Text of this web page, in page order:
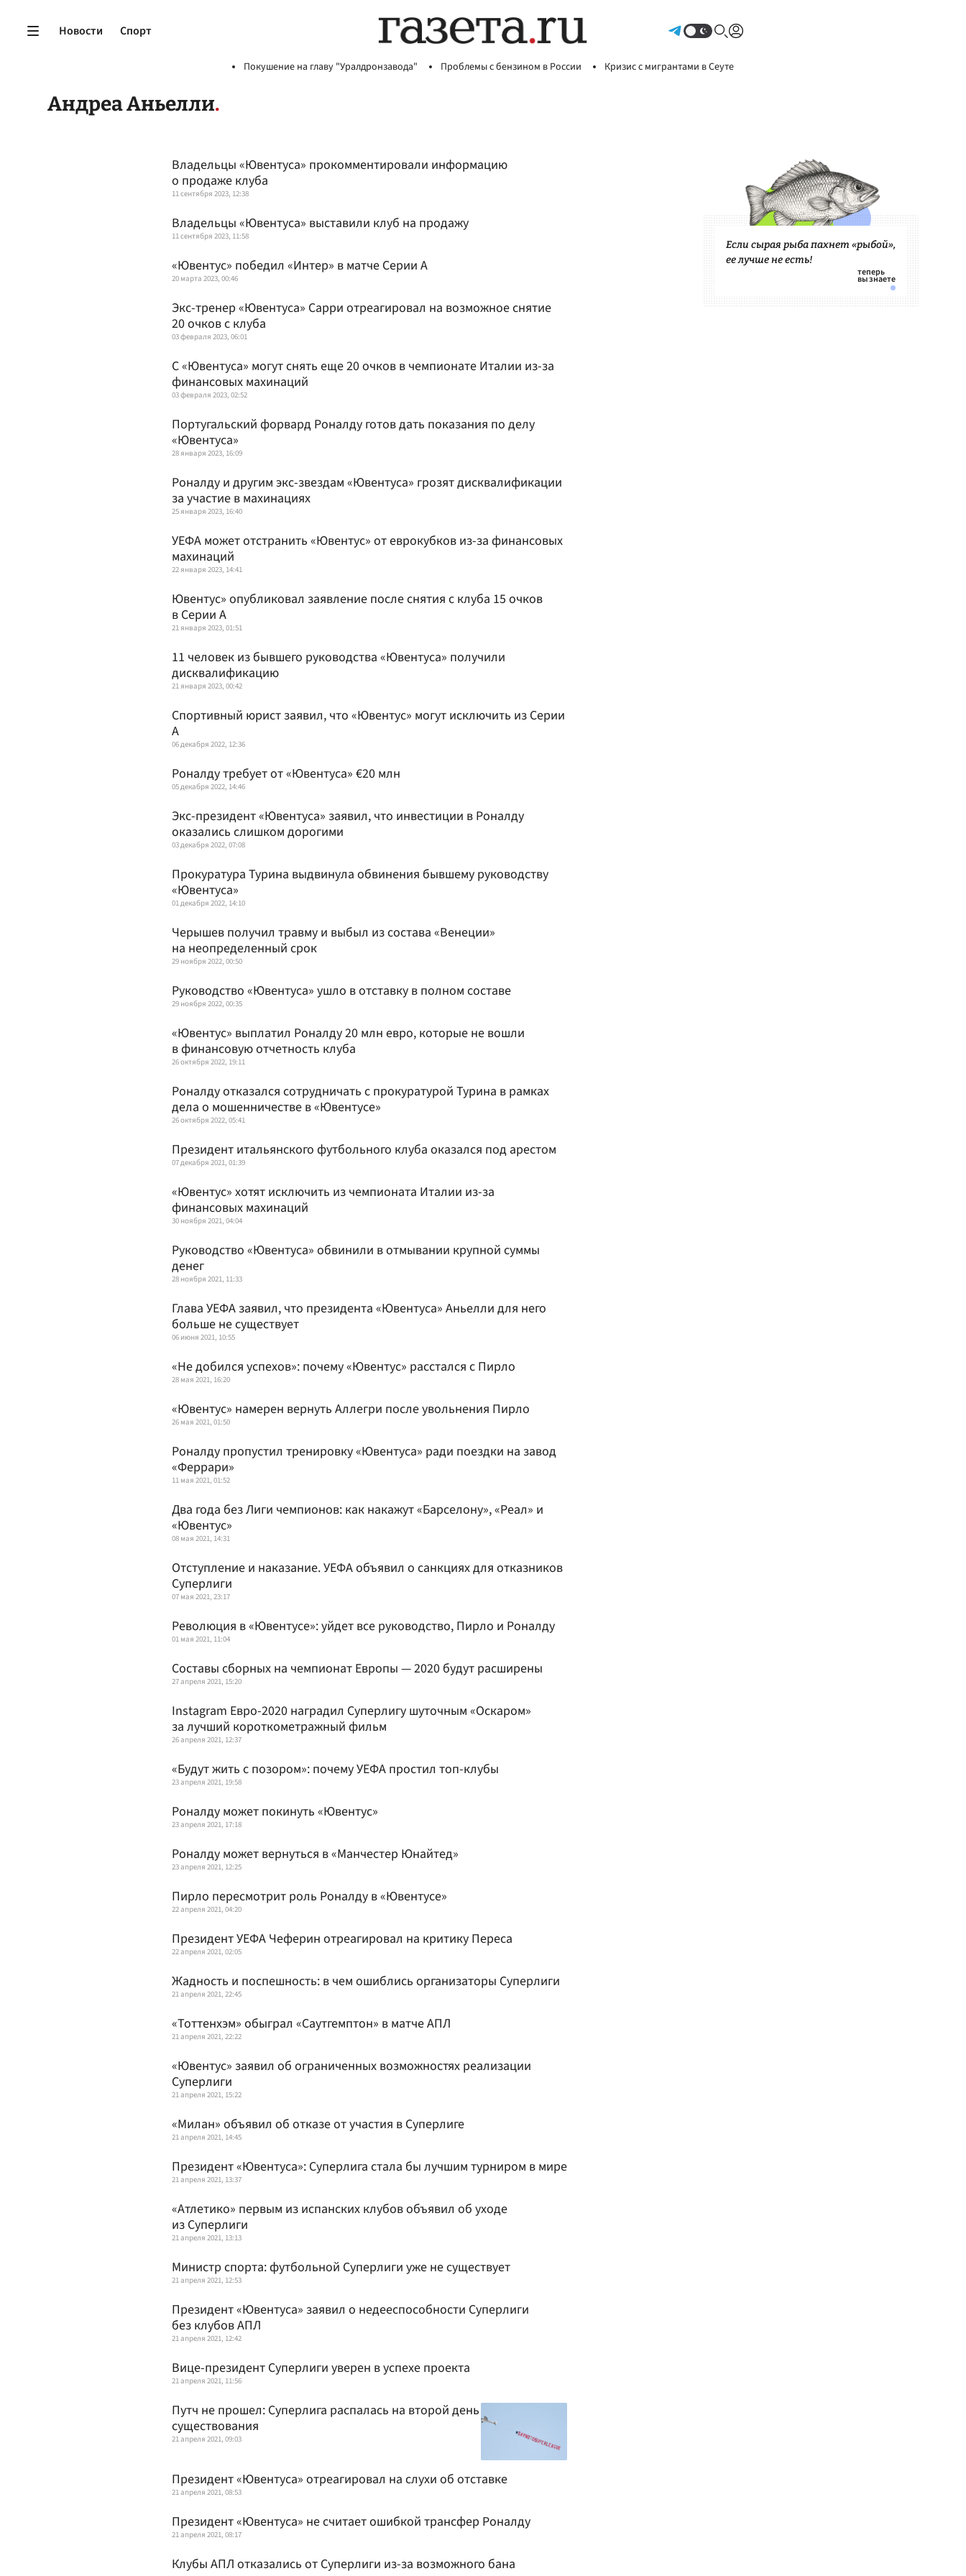
Новости Спорт
Покушение на главу "Уралдронзавода" Проблемы с бензином в России Кризис с мигрантами в Сеуте
Андреа Аньелли
Владельцы «Ювентуса» прокомментировали информацию
о продаже клуба
11 сентября 2023, 12:38
Владельцы «Ювентуса» выставили клуб на продажу
11 сентября 2023, 11:58
«Ювентус» победил «Интер» в матче Серии А
20 марта 2023, 00:46
Экс-тренер «Ювентуса» Сарри отреагировал на возможное снятие
20 очков с клуба
03 февраля 2023, 06:01
С «Ювентуса» могут снять еще 20 очков в чемпионате Италии из-за
финансовых махинаций
03 февраля 2023, 02:52
Португальский форвард Роналду готов дать показания по делу
«Ювентуса»
28 января 2023, 16:09
Роналду и другим экс-звездам «Ювентуса» грозят дисквалификации
за участие в махинациях
25 января 2023, 16:40
УЕФА может отстранить «Ювентус» от еврокубков из-за финансовых
махинаций
22 января 2023, 14:41
Ювентус» опубликовал заявление после снятия с клуба 15 очков
в Серии А
21 января 2023, 01:51
11 человек из бывшего руководства «Ювентуса» получили
дисквалификацию
21 января 2023, 00:42
Спортивный юрист заявил, что «Ювентус» могут исключить из Серии
А
06 декабря 2022, 12:36
Роналду требует от «Ювентуса» €20 млн
05 декабря 2022, 14:46
Экс-президент «Ювентуса» заявил, что инвестиции в Роналду
оказались слишком дорогими
03 декабря 2022, 07:08
Прокуратура Турина выдвинула обвинения бывшему руководству
«Ювентуса»
01 декабря 2022, 14:10
Черышев получил травму и выбыл из состава «Венеции»
на неопределенный срок
29 ноября 2022, 00:50
Руководство «Ювентуса» ушло в отставку в полном составе
29 ноября 2022, 00:35
«Ювентус» выплатил Роналду 20 млн евро, которые не вошли
в финансовую отчетность клуба
26 октября 2022, 19:11
Роналду отказался сотрудничать с прокуратурой Турина в рамках
дела о мошенничестве в «Ювентусе»
26 октября 2022, 05:41
Президент итальянского футбольного клуба оказался под арестом
07 декабря 2021, 01:39
«Ювентус» хотят исключить из чемпионата Италии из-за
финансовых махинаций
30 ноября 2021, 04:04
Руководство «Ювентуса» обвинили в отмывании крупной суммы
денег
28 ноября 2021, 11:33
Глава УЕФА заявил, что президента «Ювентуса» Аньелли для него
больше не существует
06 июня 2021, 10:55
«Не добился успехов»: почему «Ювентус» расстался с Пирло
28 мая 2021, 16:20
«Ювентус» намерен вернуть Аллегри после увольнения Пирло
26 мая 2021, 01:50
Роналду пропустил тренировку «Ювентуса» ради поездки на завод
«Феррари»
11 мая 2021, 01:52
Два года без Лиги чемпионов: как накажут «Барселону», «Реал» и
«Ювентус»
08 мая 2021, 14:31
Отступление и наказание. УЕФА объявил о санкциях для отказников
Суперлиги
07 мая 2021, 23:17
Революция в «Ювентусе»: уйдет все руководство, Пирло и Роналду
01 мая 2021, 11:04
Составы сборных на чемпионат Европы — 2020 будут расширены
27 апреля 2021, 15:20
Instagram Евро-2020 наградил Суперлигу шуточным «Оскаром»
за лучший короткометражный фильм
26 апреля 2021, 12:37
«Будут жить с позором»: почему УЕФА простил топ-клубы
23 апреля 2021, 19:58
Роналду может покинуть «Ювентус»
23 апреля 2021, 17:18
Роналду может вернуться в «Манчестер Юнайтед»
23 апреля 2021, 12:25
Пирло пересмотрит роль Роналду в «Ювентусе»
22 апреля 2021, 04:20
Президент УЕФА Чеферин отреагировал на критику Переса
22 апреля 2021, 02:05
Жадность и поспешность: в чем ошиблись организаторы Суперлиги
21 апреля 2021, 22:45
«Тоттенхэм» обыграл «Саутгемптон» в матче АПЛ
21 апреля 2021, 22:22
«Ювентус» заявил об ограниченных возможностях реализации
Суперлиги
21 апреля 2021, 15:22
«Милан» объявил об отказе от участия в Суперлиге
21 апреля 2021, 14:45
Президент «Ювентуса»: Суперлига стала бы лучшим турниром в мире
21 апреля 2021, 13:37
«Атлетико» первым из испанских клубов объявил об уходе
из Суперлиги
21 апреля 2021, 13:13
Министр спорта: футбольной Суперлиги уже не существует
21 апреля 2021, 12:53
Президент «Ювентуса» заявил о недееспособности Суперлиги
без клубов АПЛ
21 апреля 2021, 12:42
Вице-президент Суперлиги уверен в успехе проекта
21 апреля 2021, 11:56
Путч не прошел: Суперлига распалась на второй день
существования
21 апреля 2021, 09:03
Президент «Ювентуса» отреагировал на слухи об отставке
21 апреля 2021, 08:53
Президент «Ювентуса» не считает ошибкой трансфер Роналду
21 апреля 2021, 08:17
Клубы АПЛ отказались от Суперлиги из-за возможного бана
Если сырая рыба пахнет «рыбой»,
ее лучше не есть!